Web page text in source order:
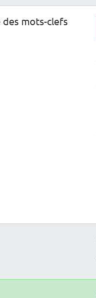
des mots-clefs